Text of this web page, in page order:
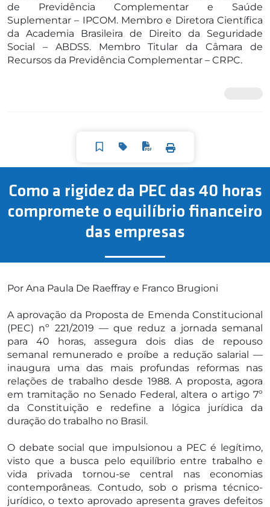
de Previdência Complementar e Saúde
Suplementar – IPCOM. Membro e Diretora Científica
da Academia Brasileira de Direito da Seguridade
Social – ABDSS. Membro Titular da Câmara de
Recursos da Previdência Complementar – CRPC.
Como a rigidez da PEC das 40 horas
compromete o equilíbrio financeiro
das empresas
Por Ana Paula De Raeffray e Franco Brugioni
A aprovação da Proposta de Emenda Constitucional
(PEC) nº 221/2019 — que reduz a jornada semanal
para 40 horas, assegura dois dias de repouso
semanal remunerado e proíbe a redução salarial —
inaugura uma das mais profundas reformas nas
relações de trabalho desde 1988. A proposta, agora
em tramitação no Senado Federal, altera o artigo 7º
da Constituição e redefine a lógica jurídica da
duração do trabalho no Brasil.
O debate social que impulsionou a PEC é legítimo,
visto que a busca pelo equilíbrio entre trabalho e
vida privada tornou-se central nas economias
contemporâneas. Contudo, sob o prisma técnico-
jurídico, o texto aprovado apresenta graves defeitos